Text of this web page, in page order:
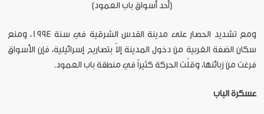
[أحد أسواق باب العمود]
ومع تشديد الحصار على مدينة القدس الشرقية في سنة 1994، ومنع
سكان الضفة الغربية من دخول المدينة إلاّ بتصاريح إسرائيلية، فإن الأسواق
فرغت من زبائنها، وقلّت الحركة كثيراً في منطقة باب العمود.
عسكرة الباب